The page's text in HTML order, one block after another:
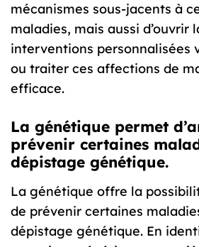
mécanismes sous-jacents à
maladies, mais aussi d’ouvrir
interventions personnalisées
ou traiter ces affections de
efficace.
La génétique permet
prévenir certaines
dépistage génétique.
La génétique offre la
de prévenir certaines
dépistage génétique. En